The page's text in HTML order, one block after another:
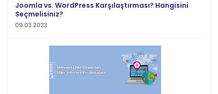
Joomla vs. WordPress Karşılaştırması? Hangisini
Seçmelisiniz?
09.03.2023